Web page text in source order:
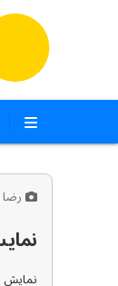
نمایش